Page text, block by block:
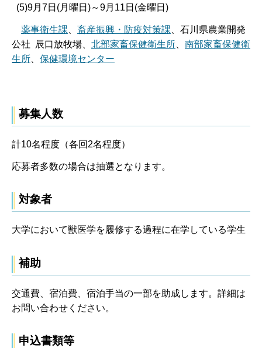
(5)9月7日(月曜日)～9月11日(金曜日)
薬事衛生課 畜産振興・防疫対策課 、石川県農業開発
公社 辰口放牧場、 北部家畜保健衛生所
南部家畜保健衛
生所
保健環境センター
募集人数
計10名程度（各回2名程度）
応募者多数の場合は抽選となります。
対象者
大学において獣医学を履修する過程に在学している学生
補助
交通費、宿泊費、宿泊手当の一部を助成します。詳細は
お問い合わせください。
申込書類等